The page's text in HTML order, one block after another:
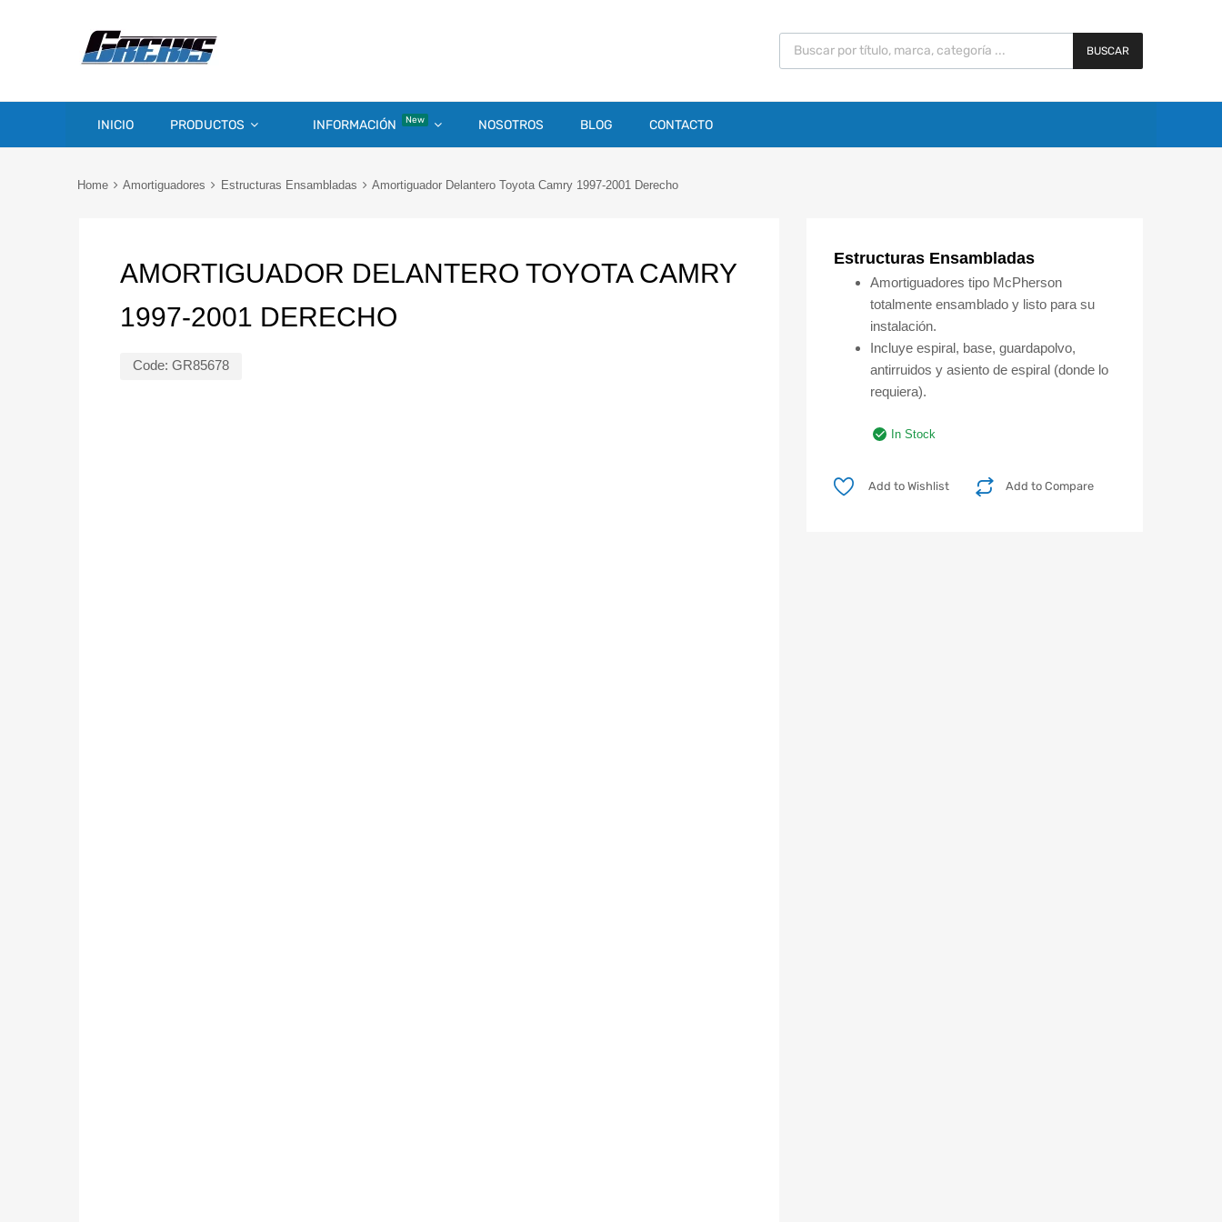
BUSCAR
INICIO PRODUCTOS INFORMACIÓN New NOSOTROS BLOG CONTACTO
Home Amortiguadores Estructuras Ensambladas Amortiguador Delantero Toyota Camry 1997-2001 Derecho
AMORTIGUADOR DELANTERO TOYOTA CAMRY
1997-2001 DERECHO
Code: GR85678
Estructuras Ensambladas
Amortiguadores tipo McPherson
totalmente ensamblado y listo para su
instalación.
Incluye espiral, base, guardapolvo,
antirruidos y asiento de espiral (donde lo
requiera).
In Stock
Add to Compare
Add to Wishlist